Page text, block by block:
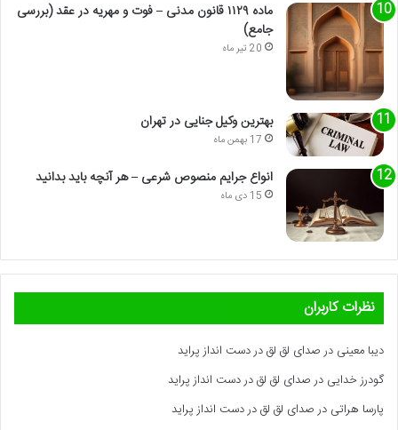
ماده ۱۱۲۹ قانون مدنی – فوت و مهریه در عقد (بررسی
جامع)
20 تیر ماه
بهترین وکیل جنایی در تهران
17 بهمن ماه
انواع جرایم منصوص شرعی – هر آنچه باید بدانید
15 دی ماه
نظرات کاربران
دیبا معینی درصدای لق لق در دست انداز پراید
گودرز خدایی درصدای لق لق در دست انداز پراید
پارسا هراتی درصدای لق لق در دست انداز پراید